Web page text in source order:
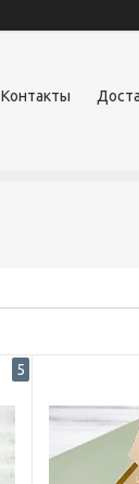
Контакты
5